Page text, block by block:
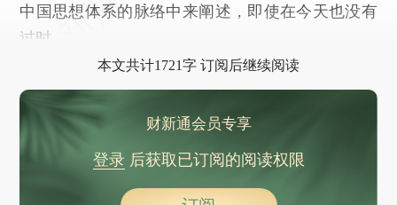
中国思想体系的脉络中来阐述，即使在今天也没有
过时。
本文共计1721字 订阅后继续阅读
财新通会员专享
登录后获取已订阅的阅读权限